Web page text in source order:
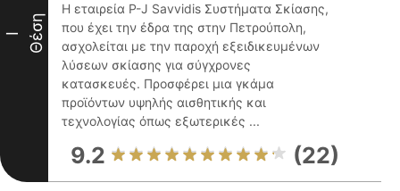
I Θέση
Η εταιρεία P-J Savvidis Συστήματα Σκίασης,
που έχει την έδρα της στην Πετρούπολη,
ασχολείται με την παροχή εξειδικευμένων
λύσεων σκίασης για σύγχρονες
κατασκευές. Προσφέρει μια γκάμα
προϊόντων υψηλής αισθητικής και
τεχνολογίας όπως εξωτερικές ...
9.2 (22)